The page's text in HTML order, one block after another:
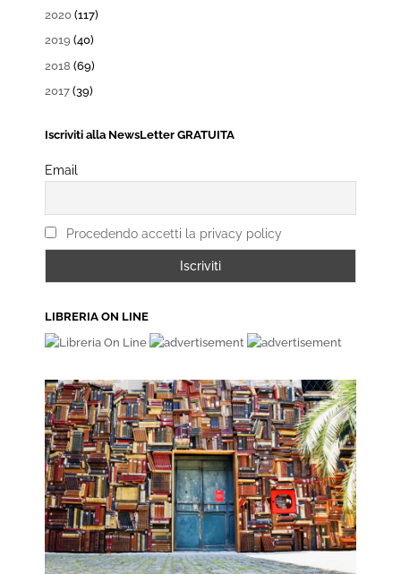
2020 (117)
2019 (40)
2018 (69)
2017 (39)
Iscriviti alla NewsLetter GRATUITA
Email
Procedendo accetti la privacy policy
LIBRERIA ON LINE